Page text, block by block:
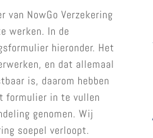
NowGo Verzekering
werken. In de
hieronder. Het
en dat allemaal
is, daarom hebben
formulier in te vullen
genomen. Wij
soepel verloopt.